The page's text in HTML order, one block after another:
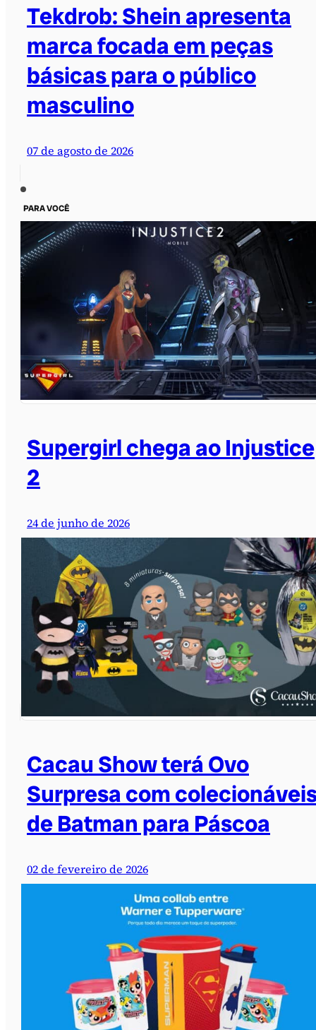
Tekdrob: Shein apresenta
marca focada em peças
básicas para o público
masculino
07 de agosto de 2026
PARA VOCÊ
Supergirl chega ao Injustice
2
24 de junho de 2026
Cacau Show terá Ovo
Surpresa com
de Batman para Páscoa
02 de fevereiro de 2026